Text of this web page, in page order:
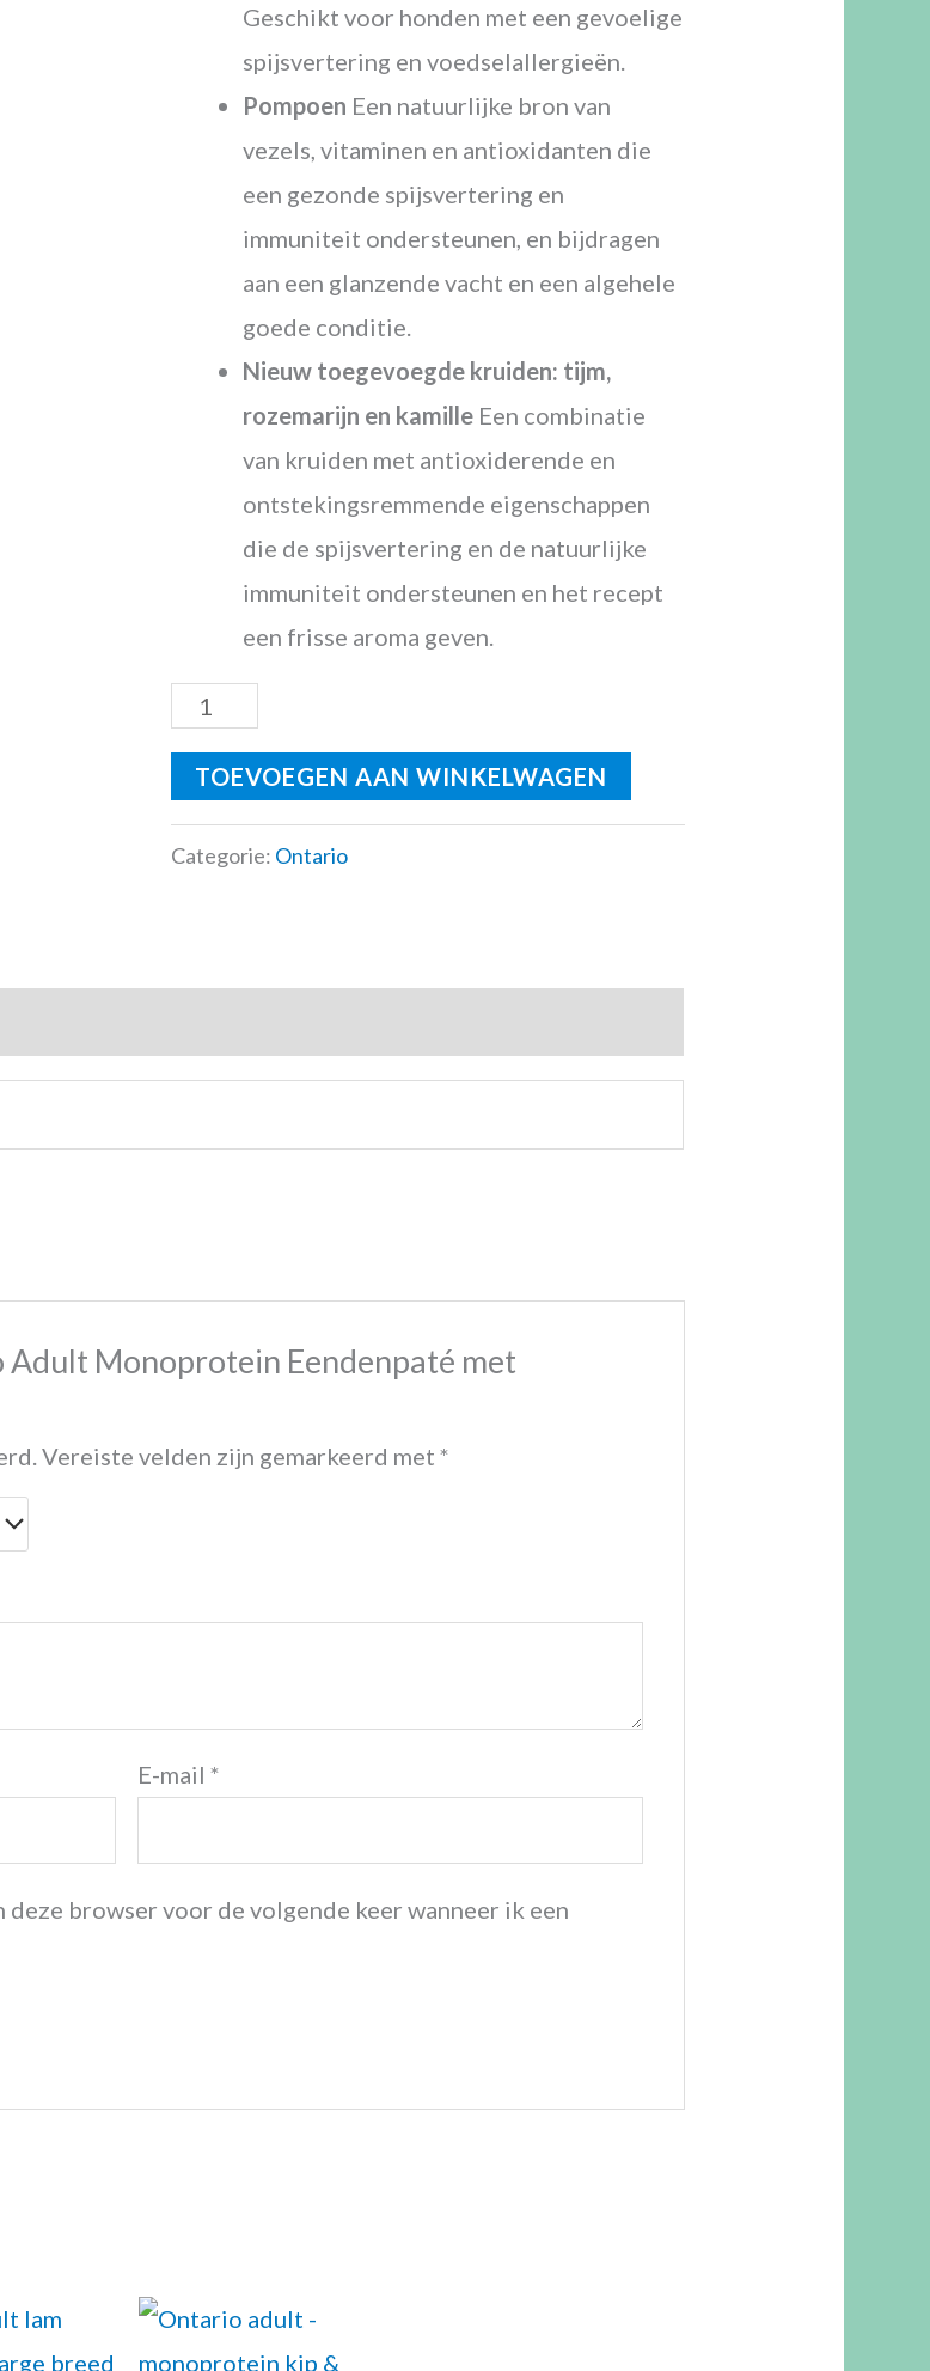
Geschikt voor honden met een gevoelige
spijsvertering en voedselallergieën.
Pompoen Een natuurlijke bron van
vezels, vitaminen en antioxidanten die
een gezonde spijsvertering en
immuniteit ondersteunen, en bijdragen
aan een glanzende vacht en een algehele
goede conditie.
Nieuw toegevoegde kruiden: tijm,
rozemarijn en kamille Een combinatie
van kruiden met antioxiderende en
ontstekingsremmende eigenschappen
die de spijsvertering en de natuurlijke
immuniteit ondersteunen en het recept
een frisse aroma geven.
TOEVOEGEN AAN WINKELWAGEN
Categorie: Ontario
Adult Monoprotein Eendenpaté met
Vereiste velden zijn gemarkeerd met *
E-mail *
deze browser voor de volgende keer wanneer ik een